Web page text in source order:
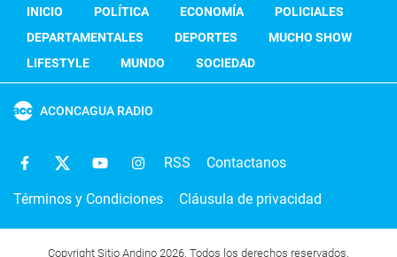
INICIO POLÍTICA ECONOMÍA
POLICIALES
DEPARTAMENTALES
DEPORTES
MUCHO SHOW
LIFESTYLE
MUNDO SOCIEDAD
ACONCAGUA RADIO
RSS Contactanos
Términos y Condiciones Cláusula de privacidad
Copyright Sitio Andino 2026. Todos los derechos reservados.